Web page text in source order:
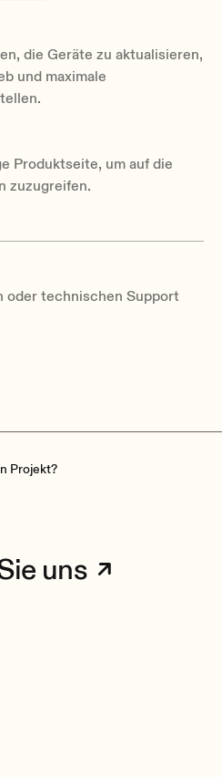
die Geräte zu aktualisieren,
und maximale
Produktseite, um auf die
zuzugreifen.
oder technischen Support
Projekt?
uns